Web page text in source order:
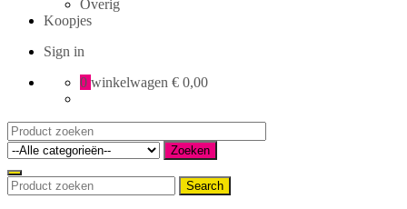
Overig
Koopjes
Sign in
0 winkelwagen € 0,00
Search
for:
Zoeken
Search
for:
Search